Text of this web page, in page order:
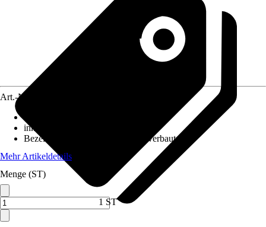
Art.-Nr.
inklusive Leuchtmittel
Bezeichnung Fassung
LED fest verbaut
Mehr Artikeldetails
Menge (ST)
1 ST